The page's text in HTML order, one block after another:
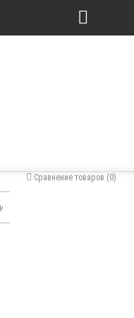
Сравнение товаров (0)